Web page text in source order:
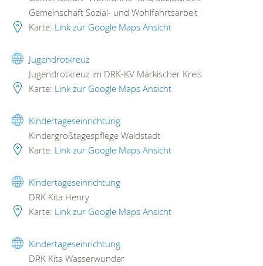
Gemeinschaft Sozial- und Wohlfahrtsarbeit
Karte: Link zur Google Maps Ansicht
Jugendrotkreuz
Jugendrotkreuz im DRK-KV Märkischer Kreis
Karte: Link zur Google Maps Ansicht
Kindertageseinrichtung
Kindergroßtagespflege Waldstadt
Karte: Link zur Google Maps Ansicht
Kindertageseinrichtung
DRK Kita Henry
Karte: Link zur Google Maps Ansicht
Kindertageseinrichtung
DRK Kita Wasserwunder